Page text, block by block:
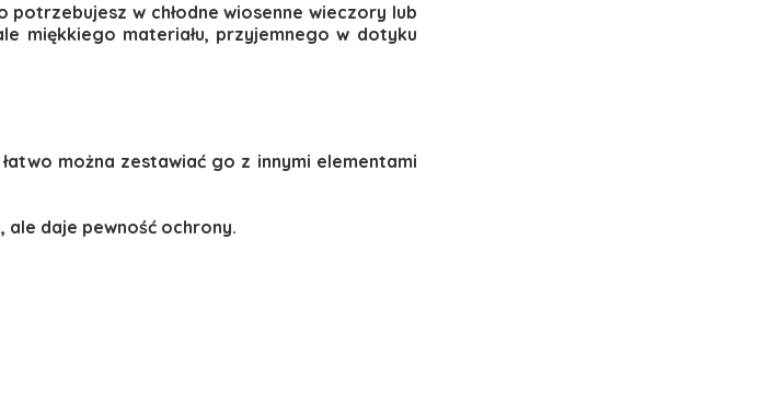
potrzebujesz w chłodne wiosenne wieczory lub
miękkiego materiału, przyjemnego w dotyku
można zestawiać go z innymi elementami
ale daje pewność ochrony.